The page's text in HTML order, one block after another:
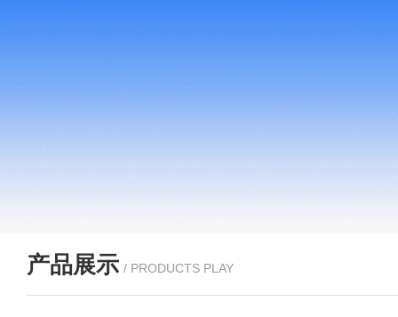
产品展示 / PRODUCTS PLAY